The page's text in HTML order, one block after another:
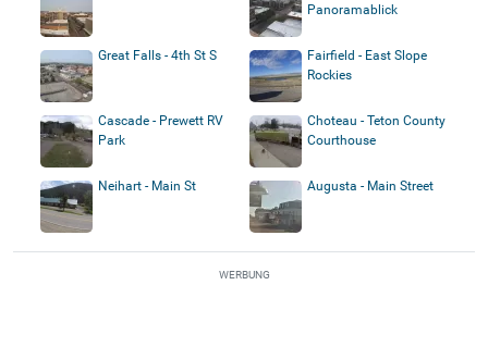
Panoramablick
Great Falls - 4th St S
Fairfield - East Slope
Rockies
Cascade - Prewett RV
Park
Choteau - Teton County
Courthouse
Neihart - Main St Augusta - Main Street
WERBUNG